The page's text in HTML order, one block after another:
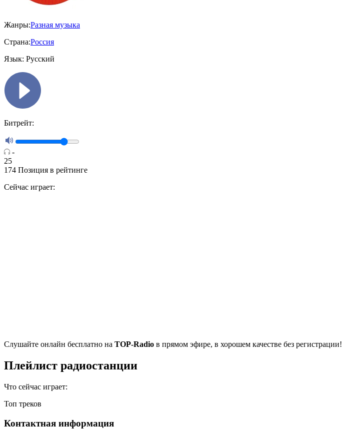
Жанры:Разная музыка
Страна:Россия
Язык: Русский
Битрейт:
-
25
174 Позиция в рейтинге
Сейчас играет:
Cлушайте онлайн бесплатно на TOP-Radio в прямом эфире, в хорошем качестве без регистрации!
Плейлист радиостанции
Что сейчас играет:
Топ треков
Контактная информация